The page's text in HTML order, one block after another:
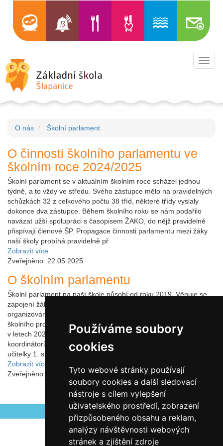
Používáme soubory
cookies
Tyto webové stránky používají
soubory cookies a další sledovací
nástroje s cílem vylepšení
uživatelského prostředí, zobrazení
přizpůsobeného obsahu a reklam,
analýzy návštěvnosti webových
stránek a zjištění zdroje
O nás Školní parlament
O činnosti školního parlamentu ve
školním roce 2024/2025
Školní parlament se v aktuálním školním roce scházel jednou
týdně, a to vždy ve středu. Svého zástupce mělo na pravidelných
schůzkách 32 z celkového počtu 38 tříd, některé třídy vyslaly
dokonce dva zástupce. Během školního roku se nám podařilo
navázat užší spolupráci s časopisem ŽAKO, do nějž pravidelně
přispívají členové ŠP. Propagace činnosti parlamentu mezi žáky
naší školy probíhá pravidelně př
Zobrazit více
Zveřejněno: 22.05.2025
O školním parlamentu
Školní parlament na naší škole působí od roku 2019. Věnuje se
zapojení žáků do činnosti školy jako takové, a to formou
organizování akcí nebo formulováním návrhů na zlepšení
školního prostředí. Jeho činnost přerušila covidová vlna, nicméně
v letech 2023/2024 a 2024/2025 se stabilizoval pod vedením tří
koordinátorů - sociální pedagožky Mgr. Barbory Svobodníkové,
učitelky 1. stupně Mgr. et Bc. Krist
Zobrazit více
Zveřejněno: 22.05.2025